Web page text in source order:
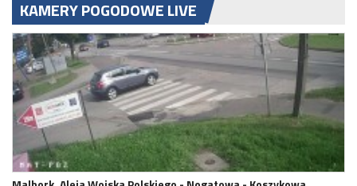
KAMERY POGODOWE LIVE